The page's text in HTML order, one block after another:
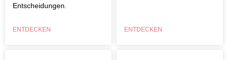
Entscheidungen.
ENTDECKEN ENTDECKEN